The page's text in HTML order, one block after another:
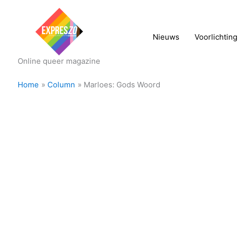
Online queer magazine
Nieuws Voorlichting
Home Column Marloes: Gods Woord